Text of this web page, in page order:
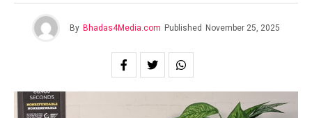
By Bhadas4Media.com Published November 25, 2025